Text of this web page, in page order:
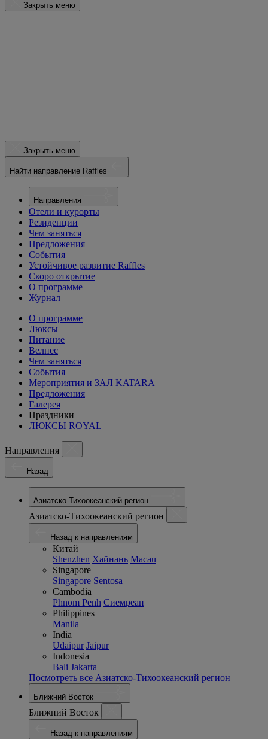
Закрыть меню
Закрыть меню
Найти направление Raffles
Направления
Отели и курорты
Резиденции
Чем заняться
Предложения
События
Устойчивое развитие Raffles
Скоро открытие
О программе
Журнал
О программе
Люксы
Питание
Велнес
Чем заняться
События
Мероприятия и ЗАЛ KATARA
Предложения
Галерея
Праздники
ЛЮКСЫ ROYAL
Направления
Назад
Азиатско-Тихоокеанский регион
Азиатско-Тихоокеанский регион
Назад к направлениям
Китай
Shenzhen Хайнань Macau
Singapore
Singapore Sentosa
Cambodia
Phnom Penh Сиемреап
Philippines
Manila
India
Udaipur Jaipur
Indonesia
Bali Jakarta
Посмотреть все Азиатско-Тихоокеанский регион
Ближний Восток
Ближний Восток
Назад к направлениям